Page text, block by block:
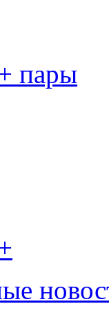
пары